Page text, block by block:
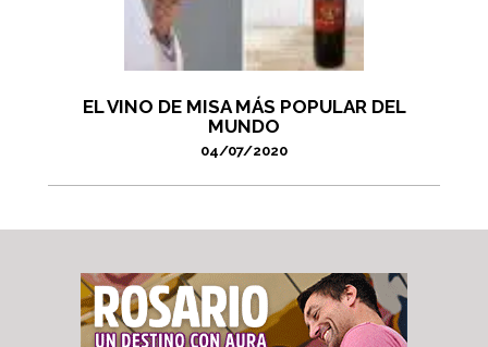
EL VINO DE MISA MÁS POPULAR DEL
MUNDO
04/07/2020